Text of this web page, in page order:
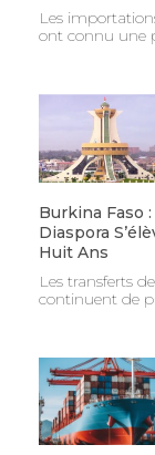
Les
ont connu une
Burkina Faso
Diaspora
Huit Ans
Les transferts
continuent de